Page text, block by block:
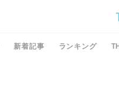
新着記事 ランキング